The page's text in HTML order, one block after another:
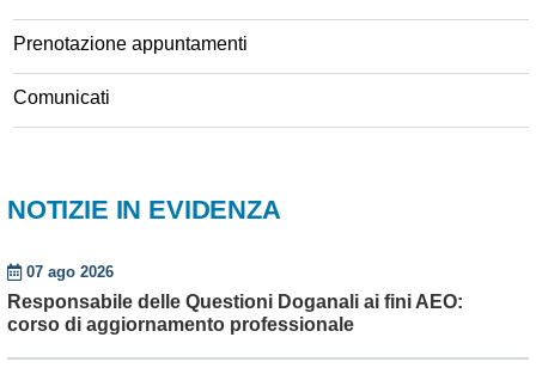
Prenotazione appuntamenti
Comunicati
NOTIZIE IN EVIDENZA
07 ago 2026
Responsabile delle Questioni Doganali ai fini AEO:
corso di aggiornamento professionale